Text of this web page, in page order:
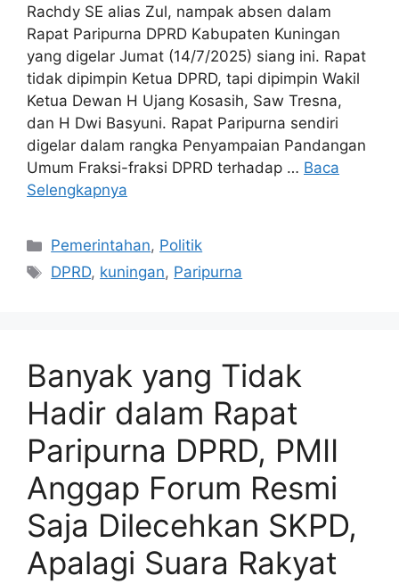
Rachdy SE alias Zul, nampak absen dalam
Rapat Paripurna DPRD Kabupaten Kuningan
yang digelar Jumat (14/7/2025) siang ini. Rapat
tidak dipimpin Ketua DPRD, tapi dipimpin Wakil
Ketua Dewan H Ujang Kosasih, Saw Tresna,
dan H Dwi Basyuni. Rapat Paripurna sendiri
digelar dalam rangka Penyampaian Pandangan
Umum Fraksi-fraksi DPRD terhadap … Baca
Selengkapnya
Kategori
Pemerintahan, Politik
Tag
DPRD, kuningan, Paripurna
Banyak yang Tidak
Hadir dalam Rapat
Paripurna DPRD, PMII
Anggap Forum Resmi
Saja Dilecehkan SKPD,
Apalagi Suara Rakyat